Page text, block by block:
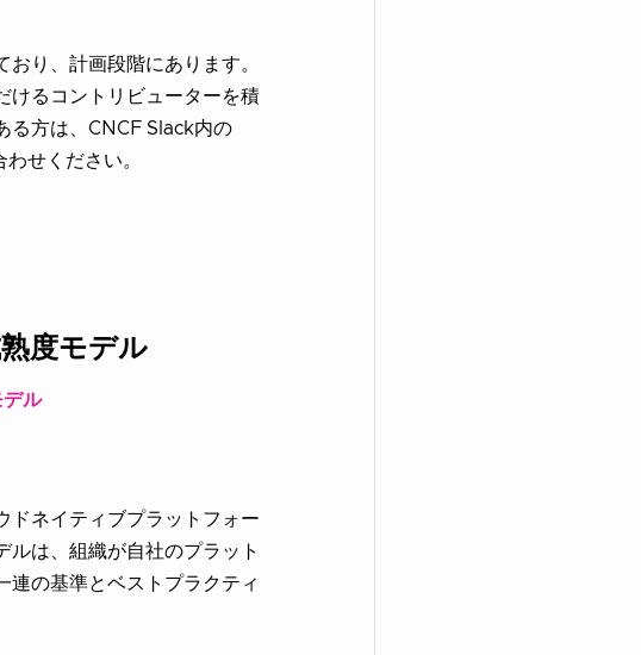
り、計画段階にあります。
けるコントリビューターを積
る方は、CNCF Slack内の
せください。
度モデル
デル
ドネイティブプラットフォー
ルは、組織が自社のプラット
連の基準とベストプラクティ